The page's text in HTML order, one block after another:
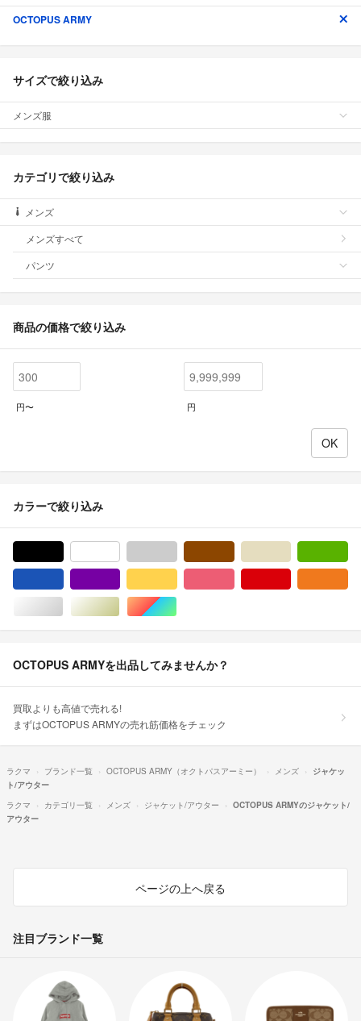
OCTOPUS ARMY
サイズで絞り込み
メンズ服
カテゴリで絞り込み
メンズ
メンズすべて
パンツ
商品の価格で絞り込み
円〜 円
カラーで絞り込み
シルバー/銀色系ゴールド/金色系マルチカラー
OCTOPUS ARMYを出品してみませんか？
買取よりも高値で売れる!
まずはOCTOPUS ARMYの売れ筋価格をチェック
ラクマ ブランド一覧 OCTOPUS ARMY（オクトパスアーミー） メンズ
ジャケッ
ト/アウター
ラクマ
カテゴリ一覧 メンズ ジャケット/アウター
OCTOPUS ARMYのジャケット/
アウター
ページの上へ戻る
注目ブランド一覧